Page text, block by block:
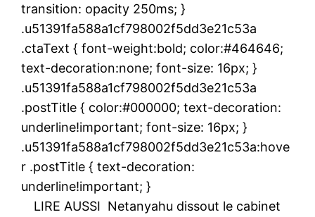
transition: opacity 250ms; }
.u51391fa588a1cf798002f5dd3e21c53a
.ctaText { font-weight:bold; color:#464646;
text-decoration:none; font-size: 16px; }
.u51391fa588a1cf798002f5dd3e21c53a
.postTitle { color:#000000; text-decoration:
underline!important; font-size: 16px; }
.u51391fa588a1cf798002f5dd3e21c53a:hove
r .postTitle { text-decoration:
underline!important; }
LIRE AUSSI Netanyahu dissout le cabinet